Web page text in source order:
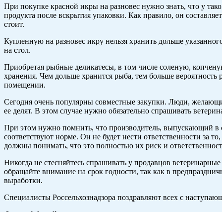
При покупке красной икры на разновес нужно знать, что у
продукта после вскрытия упаковки. Как правило, он
стоит.
Купленную на разновес икру нельзя хранить дольше
на стол.
Приобретая рыбные деликатесы, в том числе соленую,
хранения. Чем дольше хранится рыба, тем больше
помещении.
Сегодня очень популярны совместные закупки. Люди,
ее делят. В этом случае нужно обязательно спрашивать
При этом нужно помнить, что производитель, выпускающий в
соответствуют норме. Он не будет нести ответственности за
должны понимать, что это полностью их риск и
Никогда не стесняйтесь спрашивать у продавцов
обращайте внимание на срок годности, так как в
выработки.
Специалисты Россельхознадзора поздравляют всех с